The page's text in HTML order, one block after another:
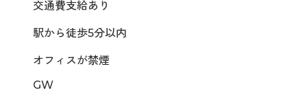
交通費支給あり
駅から徒歩5分以内
オフィスが禁煙
GW